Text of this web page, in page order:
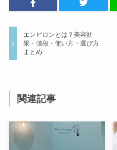
エンビロンとは？美容効
果・値段・使い方・選び方
まとめ
関連記事